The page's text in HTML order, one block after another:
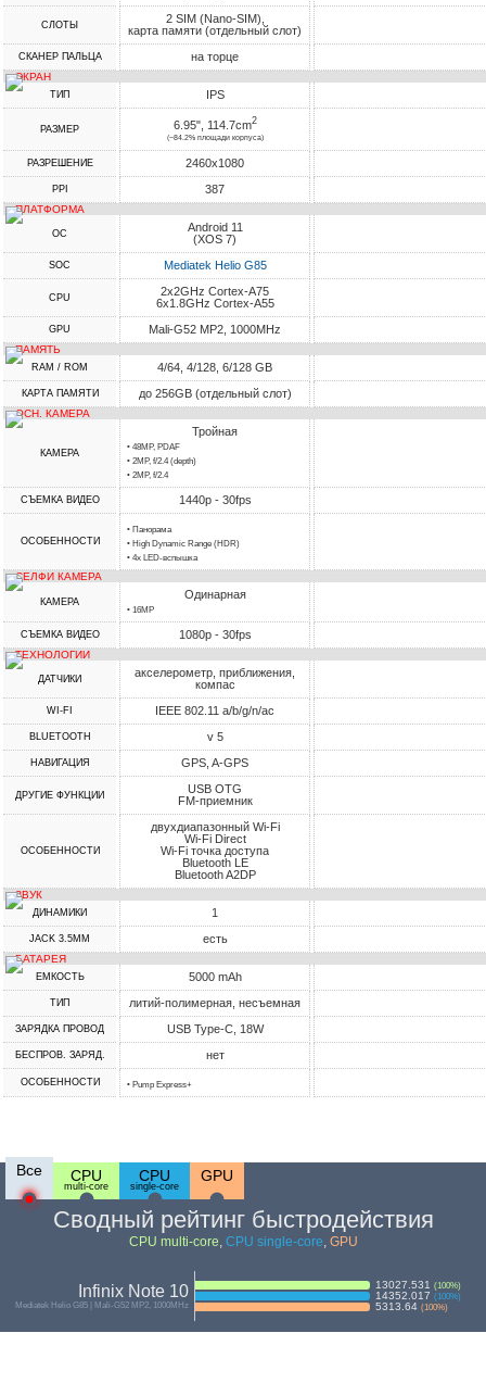
СЛОТЫ
2 SIM (Nano-SIM),
карта памяти (отдельный слот)
СКАНЕР ПАЛЬЦА на торце
ЭКРАН
ТИП IPS
РАЗМЕР 6.95", 114.7cm2
(~84.2% площади корпуса)
РАЗРЕШЕНИЕ 2460x1080
PPI 387
ПЛАТФОРМА
ОС
Android 11
(XOS 7)
SOC Mediatek Helio G85
CPU
2x2GHz Cortex-A75
6x1.8GHz Cortex-A55
GPU Mali-G52 MP2, 1000MHz
ПАМЯТЬ
RAM / ROM 4/64, 4/128, 6/128 GB
КАРТА ПАМЯТИ до 256GB (отдельный слот)
ОСН. КАМЕРА
КАМЕРА
Тройная
• 48MP, PDAF
• 2MP, f/2.4 (depth)
• 2MP, f/2.4
СЪЕМКА ВИДЕО 1440p - 30fps
ОСОБЕННОСТИ
• Панорама
• High Dynamic Range (HDR)
• 4х LED-вспышка
СЕЛФИ КАМЕРА
КАМЕРА
Одинарная
• 16MP
СЪЕМКА ВИДЕО 1080p - 30fps
ТЕХНОЛОГИИ
ДАТЧИКИ
акселерометр, приближения,
компас
WI-FI IEEE 802.11 a/b/g/n/ac
BLUETOOTH v 5
НАВИГАЦИЯ GPS, A-GPS
ДРУГИЕ ФУНКЦИИ
USB OTG
FM-приемник
ОСОБЕННОСТИ
двухдиапазонный Wi-Fi
Wi-Fi Direct
Wi-Fi точка доступа
Bluetooth LE
Bluetooth A2DP
ЗВУК
ДИНАМИКИ 1
JACK 3.5MM есть
БАТАРЕЯ
ЕМКОСТЬ 5000 mAh
ТИП литий-полимерная, несъемная
ЗАРЯДКА ПРОВОД USB Type-C, 18W
БЕСПРОВ. ЗАРЯД. нет
ОСОБЕННОСТИ • Pump Express+
Все CPU
multi-core
CPU
single-core
GPU
Сводный рейтинг быстродействия
CPU multi-core, CPU single-core, GPU
Infinix Note 10
Mediatek Helio G85 | Mali-G52 MP2, 1000MHz
13027.531 (100%)
14352.017 (100%)
5313.64 (100%)